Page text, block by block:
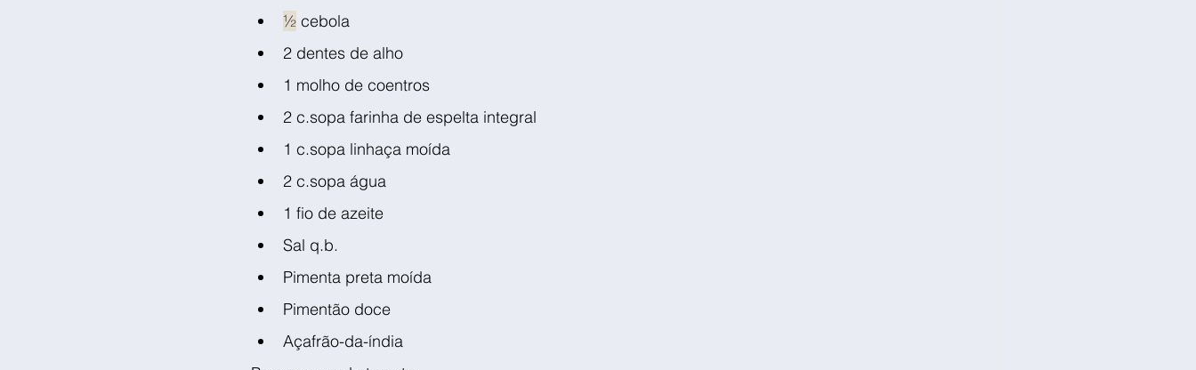
½ cebola
2 dentes de alho
1 molho de coentros
2 c.sopa farinha de espelta integral
1 c.sopa linhaça moída
2 c.sopa água
1 fio de azeite
Sal q.b.
Pimenta preta moída
Pimentão doce
Açafrão-da-índia